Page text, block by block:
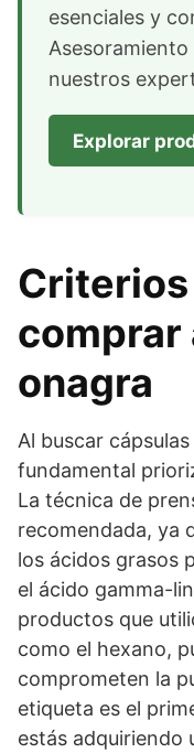
esenciales y
nuestros
Explorar
Criterios
comprar
onagra
Al buscar
fundamental
La técnica de
recomendada, ya
los ácidos grasos
el ácido gamma-
productos que
como el hexano,
comprometen la
etiqueta es el
estás adquiriendo